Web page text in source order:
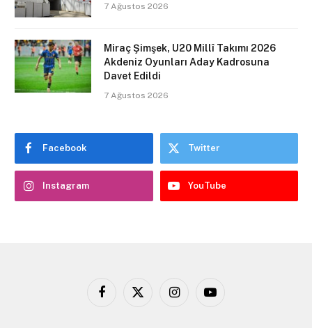
7 Ağustos 2026
Miraç Şimşek, U20 Millî Takımı 2026
Akdeniz Oyunları Aday Kadrosuna
Davet Edildi
7 Ağustos 2026
Facebook Twitter
Instagram YouTube
Facebook
X
InstagramYouTube